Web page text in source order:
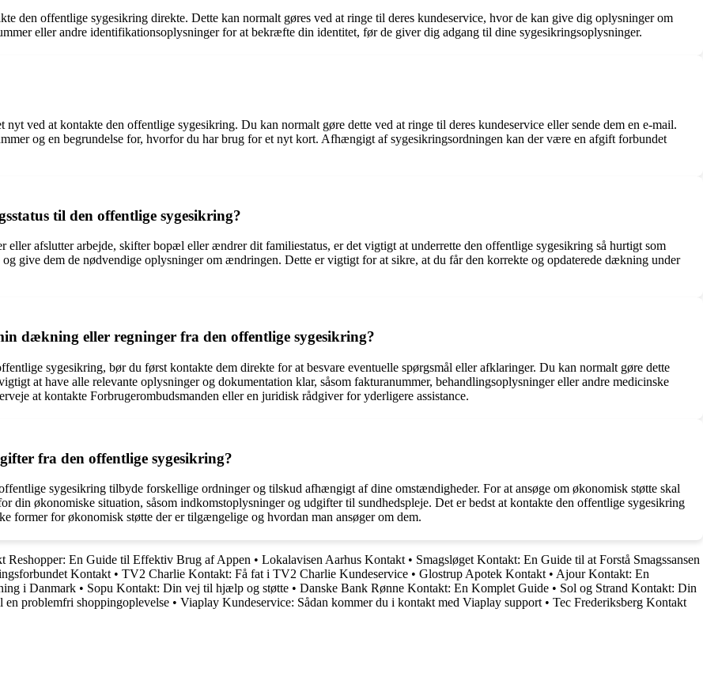
den offentlige sygesikring direkte. Dette kan normalt gøres ved at ringe til deres kundeservice, hvor de kan give dig oplysninger om
eller andre identifikationsoplysninger for at bekræfte din identitet, før de giver dig adgang til dine sygesikringsoplysninger.
ved at kontakte den offentlige sygesikring. Du kan normalt gøre dette ved at ringe til deres kundeservice eller sende dem en e-mail.
og en begrundelse for, hvorfor du har brug for et nyt kort. Afhængigt af sygesikringsordningen kan der være en afgift forbundet
til den offentlige sygesikring?
afslutter arbejde, skifter bopæl eller ændrer dit familiestatus, er det vigtigt at underrette den offentlige sygesikring så hurtigt som
give dem de nødvendige oplysninger om ændringen. Dette er vigtigt for at sikre, at du får den korrekte og opdaterede dækning under
dækning eller regninger fra den offentlige sygesikring?
sygesikring, bør du først kontakte dem direkte for at besvare eventuelle spørgsmål eller afklaringer. Du kan normalt gøre dette
at have alle relevante oplysninger og dokumentation klar, såsom fakturanummer, behandlingsoplysninger eller andre medicinske
at kontakte Forbrugerombudsmanden eller en juridisk rådgiver for yderligere assistance.
fra den offentlige sygesikring?
sygesikring tilbyde forskellige ordninger og tilskud afhængigt af dine omstændigheder. For at ansøge om økonomisk støtte skal
din økonomiske situation, såsom indkomstoplysninger og udgifter til sundhedspleje. Det er bedst at kontakte den offentlige sygesikring
former for økonomisk støtte der er tilgængelige og hvordan man ansøger om dem.
Reshopper: En Guide til Effektiv Brug af Appen • Lokalavisen Aarhus Kontakt • Smagsløget Kontakt: En Guide til at Forstå Smagssansen
Kontakt • TV2 Charlie Kontakt: Få fat i TV2 Charlie Kundeservice • Glostrup Apotek Kontakt • Ajour Kontakt: En
i Danmark • Sopu Kontakt: Din vej til hjælp og støtte • Danske Bank Rønne Kontakt: En Komplet Guide • Sol og Strand Kontakt: Din
problemfri shoppingoplevelse • Viaplay Kundeservice: Sådan kommer du i kontakt med Viaplay support • Tec Frederiksberg Kontakt